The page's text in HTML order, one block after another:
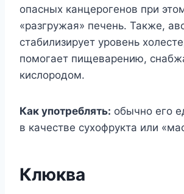
опасных канцерогенов при
«разгружая» печень. Также,
стабилизирует уровень
помогает пищеварению,
кислородом.
Как употреблять: обычно его
в качестве сухофрукта или
Клюква